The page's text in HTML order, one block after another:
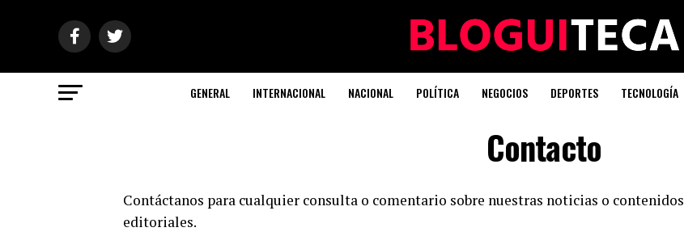
GENERAL INTERNACIONAL NACIONAL POLÍTICA NEGOCIOS DEPORTES TECNOLOGÍA
Contacto
Contáctanos para cualquier consulta o comentario sobre nuestras noticias o contenidos
editoriales.